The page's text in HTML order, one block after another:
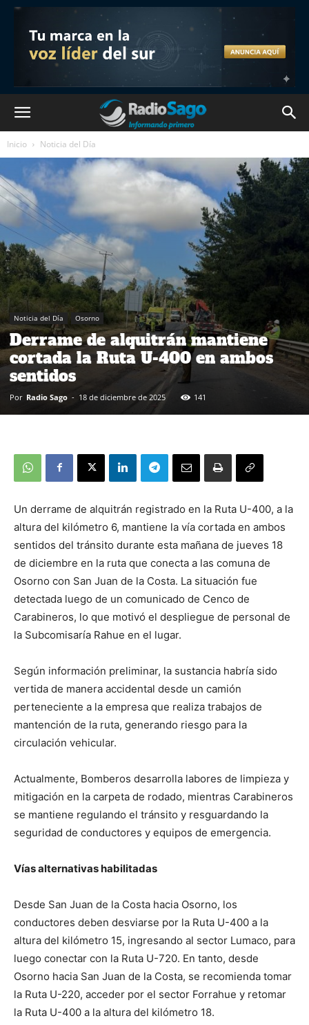
Inicio Noticia del Día
Noticia del Día Osorno
Derrame de alquitrán mantiene
cortada la Ruta U-400 en ambos
sentidos
Por Radio Sago - 18 de diciembre de 2025 141
Un derrame de alquitrán registrado en la Ruta U-400, a la
altura del kilómetro 6, mantiene la vía cortada en ambos
sentidos del tránsito durante esta mañana de jueves 18
de diciembre en la ruta que conecta a las comuna de
Osorno con San Juan de la Costa. La situación fue
detectada luego de un comunicado de Cenco de
Carabineros, lo que motivó el despliegue de personal de
la Subcomisaría Rahue en el lugar.
Según información preliminar, la sustancia habría sido
vertida de manera accidental desde un camión
perteneciente a la empresa que realiza trabajos de
mantención de la ruta, generando riesgo para la
circulación vehicular.
Actualmente, Bomberos desarrolla labores de limpieza y
mitigación en la carpeta de rodado, mientras Carabineros
se mantiene regulando el tránsito y resguardando la
seguridad de conductores y equipos de emergencia.
Vías alternativas habilitadas
Desde San Juan de la Costa hacia Osorno, los
conductores deben desviarse por la Ruta U-400 a la
altura del kilómetro 15, ingresando al sector Lumaco, para
luego conectar con la Ruta U-720. En tanto, desde
Osorno hacia San Juan de la Costa, se recomienda tomar
la Ruta U-220, acceder por el sector Forrahue y retomar
la Ruta U-400 a la altura del kilómetro 18.